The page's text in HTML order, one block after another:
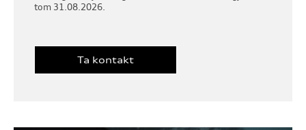
tom 31.08.2026.
Ta kontakt